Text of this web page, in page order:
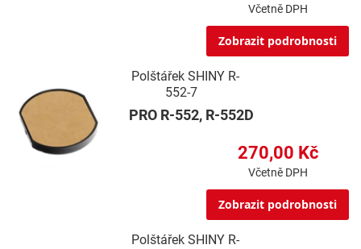
Včetně DPH
Zobrazit podrobnosti
Polštářek SHINY R-
552-7
PRO R-552, R-552D
270,00 Kč
Včetně DPH
Zobrazit podrobnosti
Polštářek SHINY R-